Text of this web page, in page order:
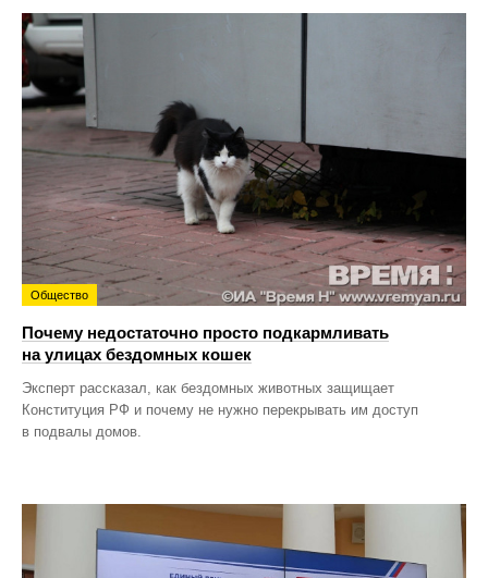
Общество
Почему недостаточно просто подкармливать
на улицах бездомных кошек
Эксперт рассказал, как бездомных животных защищает
Конституция РФ и почему не нужно перекрывать им доступ
в подвалы домов.